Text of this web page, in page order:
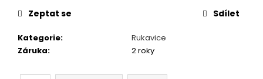
cena:
Kategorie:
Rukavice
Záruka: 2 roky
Zeptat se Sdílet
u
e
m